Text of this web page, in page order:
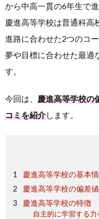
から中高一貫の6年生で
慶進高等学校は普通科高
進路に合わせた2つのコ
夢や目標に合わせた最適
す。
今回は、 慶進高等学校の
コミを紹介します。
慶進高等学校の基本
慶進高等学校の偏差
慶進高等学校の特徴
自主的に学習する